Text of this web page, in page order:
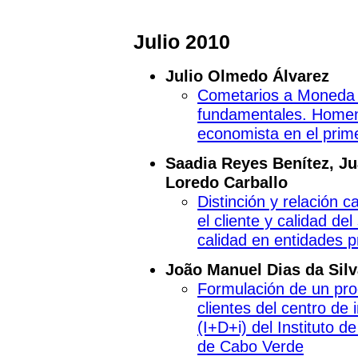
Julio 2010
Julio Olmedo Álvarez
Cometarios a
fundamentales.
economista en el
Saadia Reyes Benítez,
Loredo Carballo
Distinción y relación
el cliente y calidad
calidad en entidades
João Manuel Dias da
Formulación de un
clientes del centro de
(I+D+i) del Instituto
de Cabo Verde